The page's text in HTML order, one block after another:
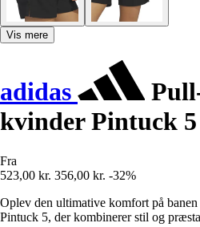
Vis mere
adidas
kvinder Pintuck 5
Fra
523,00 kr. 356,00 kr. -32%
Oplev den ultimative komfort på banen
Pintuck 5, der kombinerer stil og